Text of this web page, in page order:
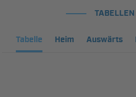
TABELLEN
Tabelle Heim Auswärts